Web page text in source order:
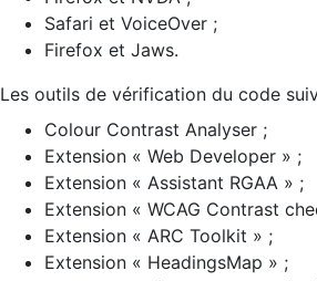
Safari et VoiceOver ;
Firefox et Jaws.
Les outils de vérification du code
Colour Contrast Analyser ;
Extension « Web Developer » ;
Extension « Assistant RGAA » ;
Extension « WCAG Contrast
Extension « ARC Toolkit » ;
Extension « HeadingsMap » ;